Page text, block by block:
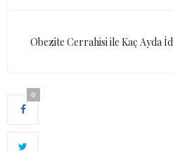
Obezite Cerrahisi ile Kaç Ayda
0